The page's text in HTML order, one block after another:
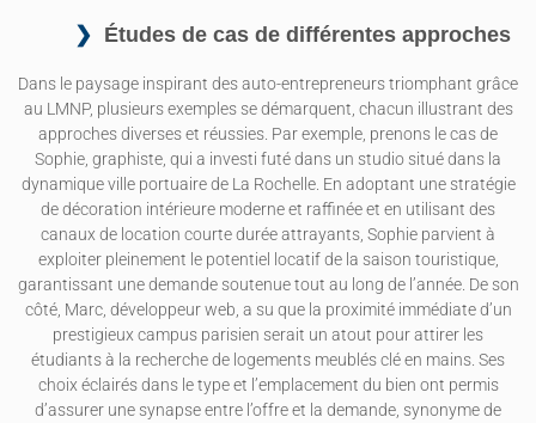
Études de cas de différentes approches
Dans le paysage inspirant des auto-entrepreneurs triomphant grâce
au LMNP, plusieurs exemples se démarquent, chacun illustrant des
approches diverses et réussies. Par exemple, prenons le cas de
Sophie, graphiste, qui a investi futé dans un studio situé dans la
dynamique ville portuaire de La Rochelle. En adoptant une stratégie
de décoration intérieure moderne et raffinée et en utilisant des
canaux de location courte durée attrayants, Sophie parvient à
exploiter pleinement le potentiel locatif de la saison touristique,
garantissant une demande soutenue tout au long de l’année. De son
côté, Marc, développeur web, a su que la proximité immédiate d’un
prestigieux campus parisien serait un atout pour attirer les
étudiants à la recherche de logements meublés clé en mains. Ses
choix éclairés dans le type et l’emplacement du bien ont permis
d’assurer une synapse entre l’offre et la demande, synonyme de